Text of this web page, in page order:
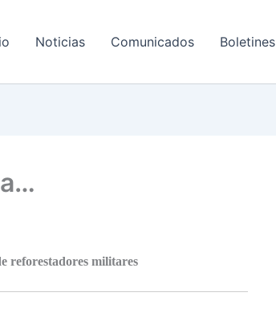
Noticias Comunicados Boletines
reforestadores militares